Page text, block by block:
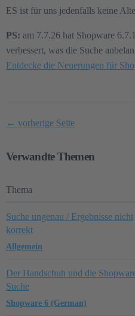
ES ist für uns jedenfalls keine
PS: am 7.7.26 hat Shopware
verbessert, was die Suche
Entdecke die Neuerungen für
← vorherige Seite
Verwandte Themen
Thema
Suche ungenau / Ergebnisse nicht
korrekt
Allgemein
Der Handschuh und die
Suche
Shopware 6 (German)